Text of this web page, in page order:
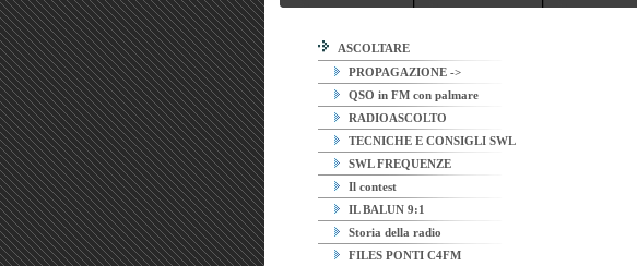
ASCOLTARE
PROPAGAZIONE ->
QSO in FM con palmare
RADIOASCOLTO
TECNICHE E CONSIGLI SWL
SWL FREQUENZE
Il contest
IL BALUN 9:1
Storia della radio
FILES PONTI C4FM